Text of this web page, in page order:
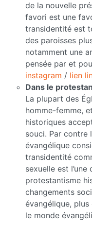
de la nouvelle
favori est une
transidentité est
des paroisses
notamment une
pensée par et
instagram / lien
Dans le
La plupart des
homme-femme,
historiques
souci. Par contre
évangélique
transidentité
sexuelle est
protestantisme
changements
évangélique,
le monde